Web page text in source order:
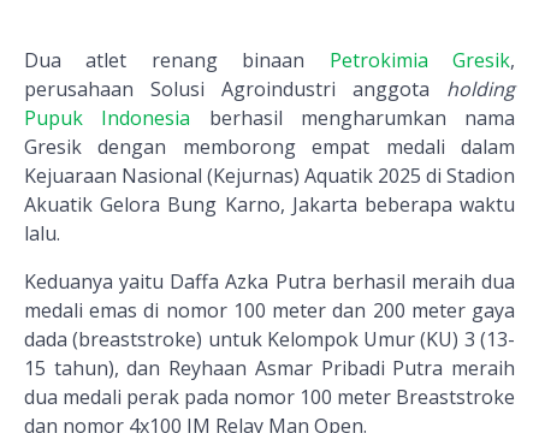
Dua atlet renang binaan Petrokimia Gresik,
perusahaan Solusi Agroindustri anggota holding
Pupuk Indonesia berhasil mengharumkan nama
Gresik dengan memborong empat medali dalam
Kejuaraan Nasional (Kejurnas) Aquatik 2025 di Stadion
Akuatik Gelora Bung Karno, Jakarta beberapa waktu
lalu.
Keduanya yaitu Daffa Azka Putra berhasil meraih dua
medali emas di nomor 100 meter dan 200 meter gaya
dada (breaststroke) untuk Kelompok Umur (KU) 3 (13-
15 tahun), dan Reyhaan Asmar Pribadi Putra meraih
dua medali perak pada nomor 100 meter Breaststroke
dan nomor 4x100 IM Relay Man Open.